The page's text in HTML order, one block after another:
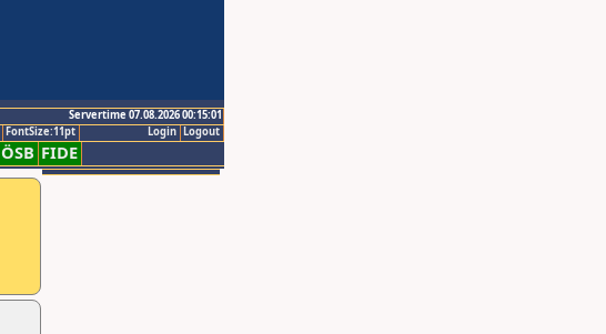
Servertime 07.08.2026 00:15:01
Logout
Login
FontSize:11pt
ÖSB FIDE